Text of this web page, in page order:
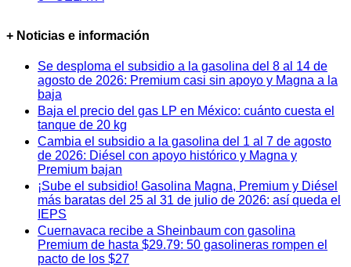
+ Noticias e información
Se desploma el subsidio a la gasolina del 8 al 14 de
agosto de 2026: Premium casi sin apoyo y Magna a la
baja
Baja el precio del gas LP en México: cuánto cuesta el
tanque de 20 kg
Cambia el subsidio a la gasolina del 1 al 7 de agosto
de 2026: Diésel con apoyo histórico y Magna y
Premium bajan
¡Sube el subsidio! Gasolina Magna, Premium y Diésel
más baratas del 25 al 31 de julio de 2026: así queda el
IEPS
Cuernavaca recibe a Sheinbaum con gasolina
Premium de hasta $29.79: 50 gasolineras rompen el
pacto de los $27